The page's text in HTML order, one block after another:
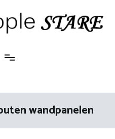
wandpanelen